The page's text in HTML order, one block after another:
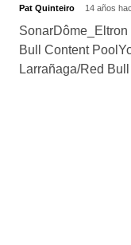
Pat Quinteiro 14 años
Bull Content
Larrañaga/Red